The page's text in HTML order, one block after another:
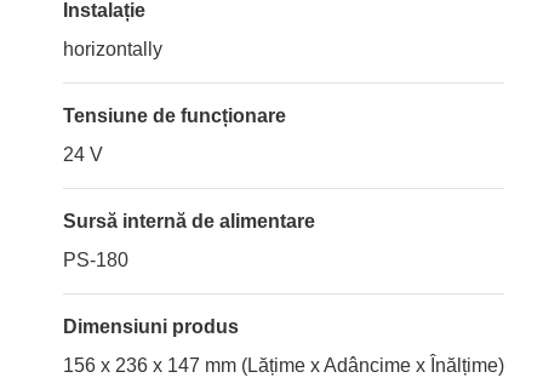
Instalație
horizontally
Tensiune de funcționare
24 V
Sursă internă de alimentare
PS-180
Dimensiuni produs
156 x 236 x 147 mm (Lățime x Adâncime x Înălțime)